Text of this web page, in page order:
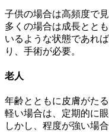
子供の場合は高頻度で見
多くの場合は成長とと
いるような状態であれ
り、手術が必要。
老人
年齢とともに皮膚がた
軽い場合は、定期的に
しかし、程度が強い場